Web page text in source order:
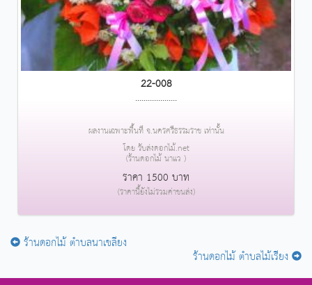
22-008
....................
ผลงานเฉพาะพื้นที่ จ.นครศรีธรรมราช เท่านั้น
โดย รับส่งดอกไม้.net
(ร้านดอกไม้ นาแว )
ราคา 1500 บาท
(ราคานี้ยังไม่รวมค่าขนส่ง)
ร้านดอกไม้ ตำบลนาเขลียง
ร้านดอกไม้ ตำบลไม้เรียง